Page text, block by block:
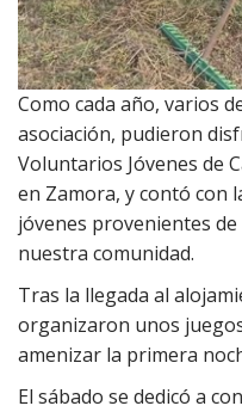
Como cada año, varios
asociación, pudieron
Voluntarios Jóvenes de
en Zamora, y contó con
jóvenes provenientes
nuestra comunidad.
Tras la llegada al
organizaron unos
amenizar la primera
El sábado se dedicó a